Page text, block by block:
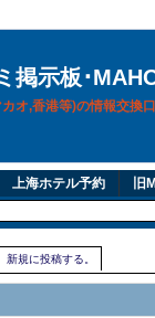
掲示板･
オ,香港等)の情報交換
上海ホテル予約 旧
新規に投稿する。